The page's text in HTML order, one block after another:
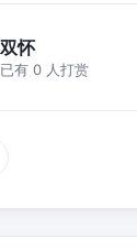
双怀
已有 0 人打赏